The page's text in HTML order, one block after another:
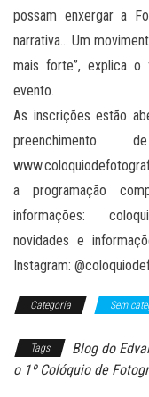
possam enxergar a
narrativa… Um
mais forte”, explica o
evento.
As inscrições estão
preenchimento
a programação
informações:
novidades e
Instagram:
Categoria Sem
Tags Blog do
o 1º Colóquio de